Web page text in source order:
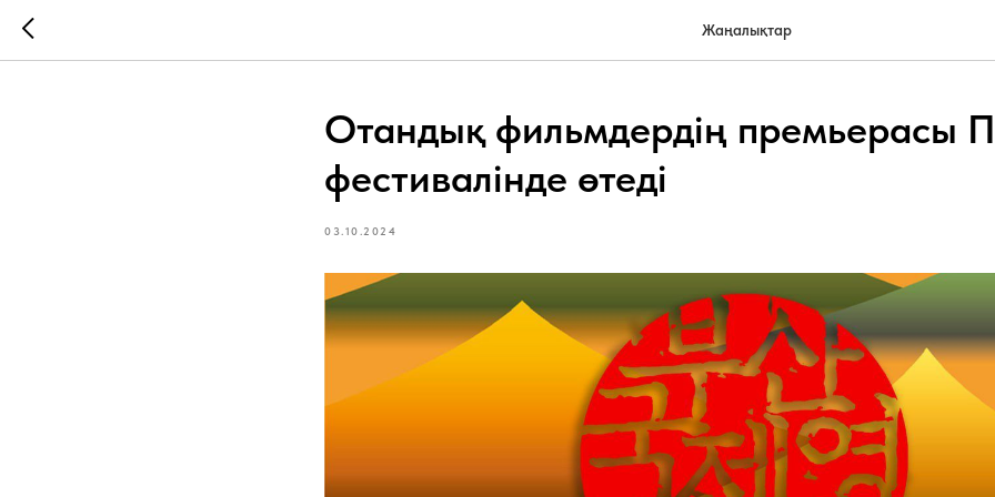
Жаңалықтар
Отандық фильмдердің премьерасы
фестивалінде өтеді
03.10.2024